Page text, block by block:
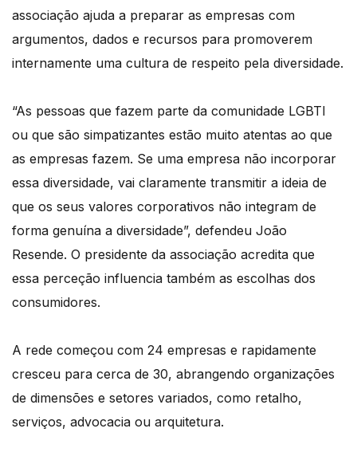
associação ajuda a preparar as empresas com
argumentos, dados e recursos para promoverem
internamente uma cultura de respeito pela diversidade.
“As pessoas que fazem parte da comunidade LGBTI
ou que são simpatizantes estão muito atentas ao que
as empresas fazem. Se uma empresa não incorporar
essa diversidade, vai claramente transmitir a ideia de
que os seus valores corporativos não integram de
forma genuína a diversidade”, defendeu João
Resende. O presidente da associação acredita que
essa perceção influencia também as escolhas dos
consumidores.
A rede começou com 24 empresas e rapidamente
cresceu para cerca de 30, abrangendo organizações
de dimensões e setores variados, como retalho,
serviços, advocacia ou arquitetura.